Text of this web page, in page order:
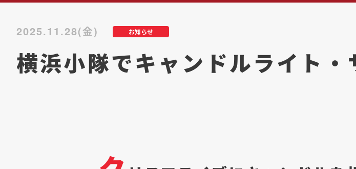
お知らせ
2025.11.28(金)
横浜小隊でキャンドルライト